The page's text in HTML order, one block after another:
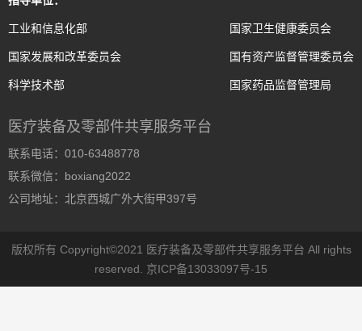
工业和信息化部
国家发展和改革委员会
科学技术部
国家卫生健康委员会
国有资产监督管理委员会
国家药品监督管理局
医疗装备及零部件共享服务平台
联系电话：010-63488778
联系微信：boxiang2022
公司地址：北京西城广外大街甲397号
版权所有 Copyright©2021 医疗装备及零部件共享服务平台 All rights
reserved. 京ICP备13033097号-15